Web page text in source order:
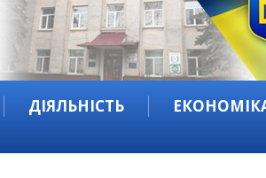
ДІЯЛЬНІСТЬ